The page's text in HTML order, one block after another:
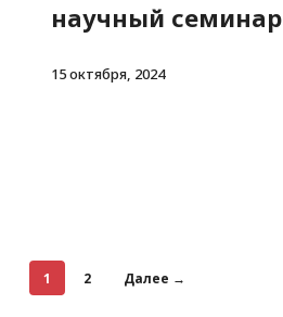
научный семинар
15 октября, 2024
1 2 Далее →